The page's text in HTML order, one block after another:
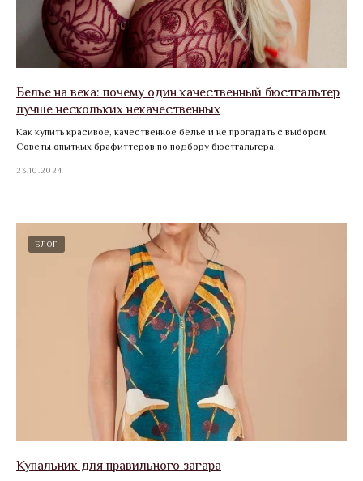
Белье на века: почему один качественный бюстгальтер
лучше нескольких некачественных
Как купить красивое, качественное белье и не прогадать с выбором.
Советы опытных брафиттеров по подбору бюстгальтера.
23.10.2024
БЛОГ
Купальник для правильного загара